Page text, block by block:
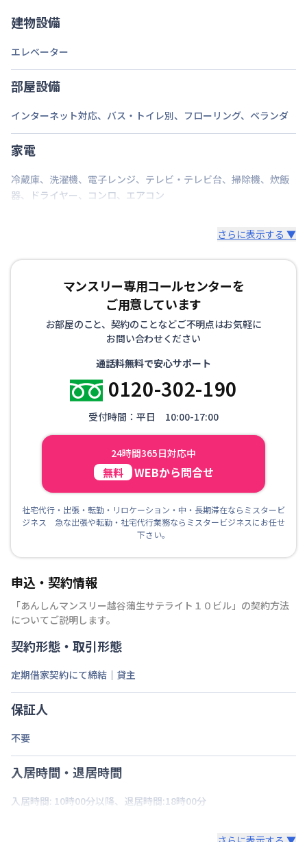
建物設備
エレベーター
部屋設備
インターネット対応、 バス・トイレ別、 フローリング、 ベランダ
家電
冷蔵庫、 洗濯機、 電子レンジ、 テレビ・テレビ台、 掃除機、 炊飯
器、 ドライヤー、 コンロ、 エアコン
さらに表示する ▼
マンスリー専用コールセンターを
ご用意しています
お部屋のこと、契約のことなどご不明点はお気軽に
お問い合わせください
通話料無料で安心サポート
0120-302-190
受付時間：平日 10:00-17:00
24時間365日対応中
無料 WEBから問合せ
社宅代行・出張・転勤・リロケーション・中・長期滞在ならミスタービ
ジネス 急な出張や転勤・社宅代行業務ならミスタービジネスにお任せ
下さい。
申込・契約情報
「あんしんマンスリー越谷蒲生サテライト１０ビル 」の契約方法
についてご説明します。
契約形態・取引形態
定期借家契約にて締結｜貸主
保証人
不要
入居時間・退居時間
入居時間: 10時00分以降、退居時間:18時00分